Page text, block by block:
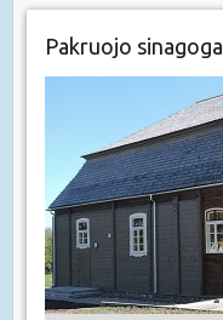
Pakruojo sinagoga